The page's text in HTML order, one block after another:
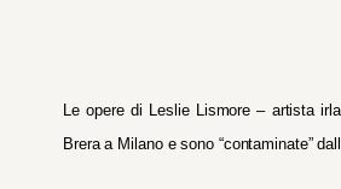
Le opere di Leslie Lismore – artista
Brera a Milano e sono “contaminate”